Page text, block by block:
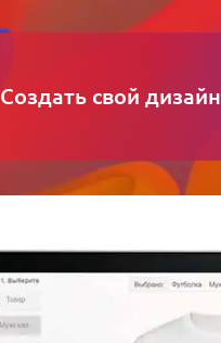
Создать свой дизайн